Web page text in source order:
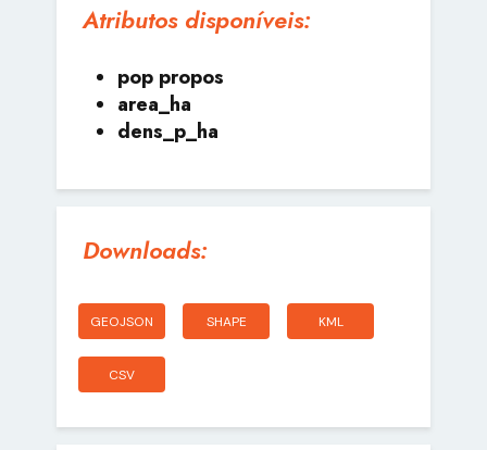
Atributos disponíveis:
pop propos
area_ha
dens_p_ha
Downloads:
GEOJSON SHAPE KML
CSV